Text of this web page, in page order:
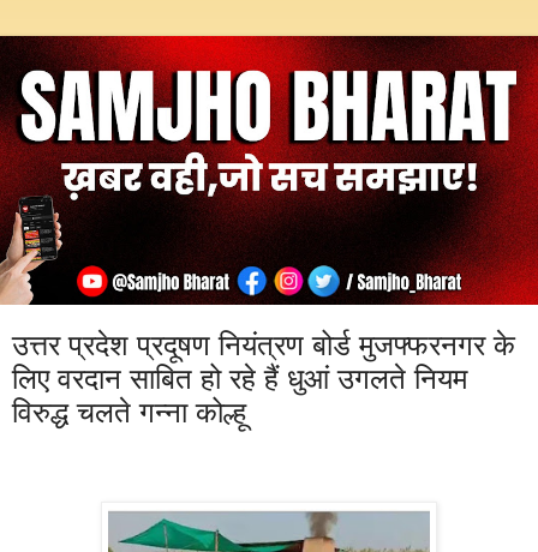
उत्तर प्रदेश प्रदूषण नियंत्रण बोर्ड मुजफ्फरनगर के
लिए वरदान साबित हो रहे हैं धुआं उगलते नियम
विरुद्ध चलते गन्ना कोल्हू